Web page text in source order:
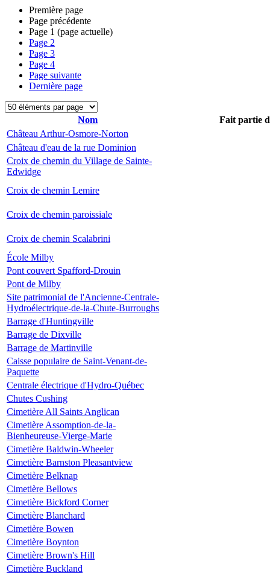
Première page
Page précédente
Page 1 (page actuelle)
Page 2
Page 3
Page 4
Page suivante
Dernière page
Nom
Fait partie
Château Arthur-Osmore-Norton
Château d'eau de la rue Dominion
Croix de chemin du Village de Sainte-
Edwidge
Croix de chemin Lemire
Croix de chemin paroissiale
Croix de chemin Scalabrini
École Milby
Pont couvert Spafford-Drouin
Pont de Milby
Site patrimonial de l'Ancienne-Centrale-
Hydroélectrique-de-la-Chute-Burroughs
Barrage d'Huntingville
Barrage de Dixville
Barrage de Martinville
Caisse populaire de Saint-Venant-de-
Paquette
Centrale électrique d'Hydro-Québec
Chutes Cushing
Cimetière All Saints Anglican
Cimetière Assomption-de-la-
Bienheureuse-Vierge-Marie
Cimetière Baldwin-Wheeler
Cimetière Barnston Pleasantview
Cimetière Belknap
Cimetière Bellows
Cimetière Bickford Corner
Cimetière Blanchard
Cimetière Bowen
Cimetière Boynton
Cimetière Brown's Hill
Cimetière Buckland